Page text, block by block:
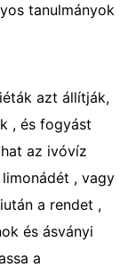
tanulmányok
azt állítják,
, és fogyást
az ivóvíz
, vagy
a rendet ,
és ásványi
a